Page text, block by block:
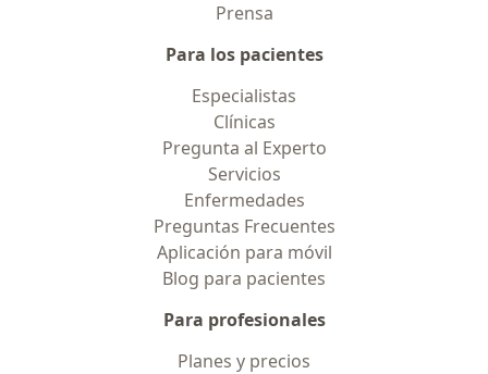
Prensa
Para los pacientes
Especialistas
Clínicas
Pregunta al Experto
Servicios
Enfermedades
Preguntas Frecuentes
Aplicación para móvil
Blog para pacientes
Para profesionales
Planes y precios